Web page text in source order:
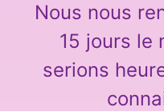
Nous nous
15 jours le
serions